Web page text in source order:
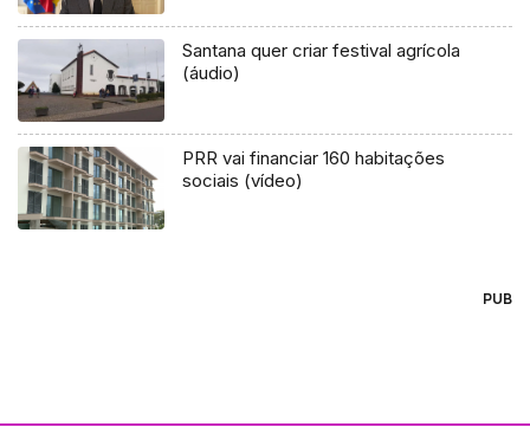
Santana quer criar festival agrícola
(áudio)
PRR vai financiar 160 habitações
sociais (vídeo)
PUB